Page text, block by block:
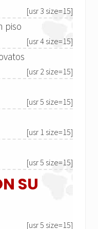
[usr 3 size=15]
piso
[usr 4 size=15]
[usr 2 size=15]
[usr 5 size=15]
[usr 1 size=15]
[usr 5 size=15]
SU
[usr 5 size=15]